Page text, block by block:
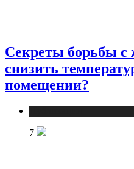
Секреты борьбы с
снизить
помещении?
7